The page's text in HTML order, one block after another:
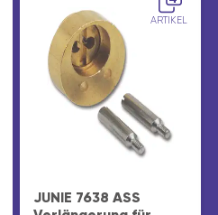
ARTIKEL
JUNIE 7638 ASS